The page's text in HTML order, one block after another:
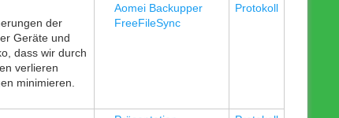
der
Geräte und
dass wir durch
verlieren
minimieren.
Aomei Backupper
FreeFileSync
Protokoll